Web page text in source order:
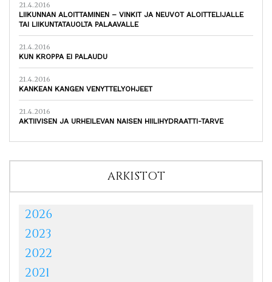
21.4.2016
LIIKUNNAN ALOITTAMINEN – VINKIT JA NEUVOT ALOITTELIJALLE
TAI LIIKUNTATAUOLTA PALAAVALLE
21.4.2016
KUN KROPPA EI PALAUDU
21.4.2016
KANKEAN KANGEN VENYTTELYOHJEET
21.4.2016
AKTIIVISEN JA URHEILEVAN NAISEN HIILIHYDRAATTI-TARVE
ARKISTOT
2026
2023
2022
2021